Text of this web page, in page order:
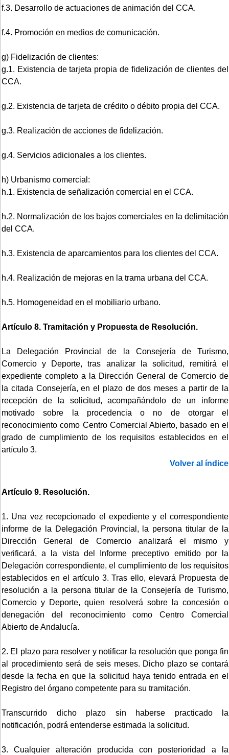
f.3. Desarrollo de actuaciones de animación del CCA.
f.4. Promoción en medios de comunicación.
g) Fidelización de clientes:
g.1. Existencia de tarjeta propia de fidelización de clientes del
CCA.
g.2. Existencia de tarjeta de crédito o débito propia del CCA.
g.3. Realización de acciones de fidelización.
g.4. Servicios adicionales a los clientes.
h) Urbanismo comercial:
h.1. Existencia de señalización comercial en el CCA.
h.2. Normalización de los bajos comerciales en la delimitación
del CCA.
h.3. Existencia de aparcamientos para los clientes del CCA.
h.4. Realización de mejoras en la trama urbana del CCA.
h.5. Homogeneidad en el mobiliario urbano.
Artículo 8. Tramitación y Propuesta de Resolución.
La Delegación Provincial de la Consejería de Turismo,
Comercio y Deporte, tras analizar la solicitud, remitirá el
expediente completo a la Dirección General de Comercio de
la citada Consejería, en el plazo de dos meses a partir de la
recepción de la solicitud, acompañándolo de un informe
motivado sobre la procedencia o no de otorgar el
reconocimiento como Centro Comercial Abierto, basado en el
grado de cumplimiento de los requisitos establecidos en el
artículo 3.
Volver al índice
Artículo 9. Resolución.
1. Una vez recepcionado el expediente y el correspondiente
informe de la Delegación Provincial, la persona titular de la
Dirección General de Comercio analizará el mismo y
verificará, a la vista del Informe preceptivo emitido por la
Delegación correspondiente, el cumplimiento de los requisitos
establecidos en el artículo 3. Tras ello, elevará Propuesta de
resolución a la persona titular de la Consejería de Turismo,
Comercio y Deporte, quien resolverá sobre la concesión o
denegación del reconocimiento como Centro Comercial
Abierto de Andalucía.
2. El plazo para resolver y notificar la resolución que ponga fin
al procedimiento será de seis meses. Dicho plazo se contará
desde la fecha en que la solicitud haya tenido entrada en el
Registro del órgano competente para su tramitación.
Transcurrido dicho plazo sin haberse practicado la
notificación, podrá entenderse estimada la solicitud.
3. Cualquier alteración producida con posterioridad a la